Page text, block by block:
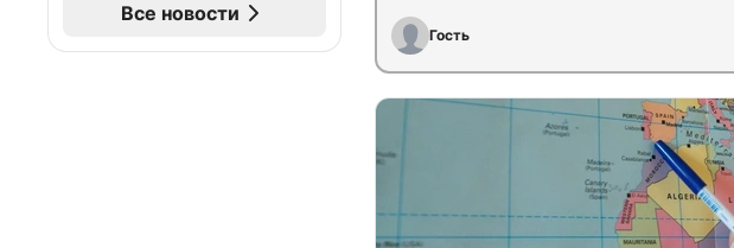
Все новости
Гость